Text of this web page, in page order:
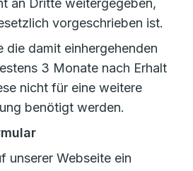
an Dritte weitergegeben,
vorgeschrieben ist.
die damit einhergehenden
3 Monate nach Erhalt
nicht für eine weitere
benötigt werden.
unserer Webseite ein